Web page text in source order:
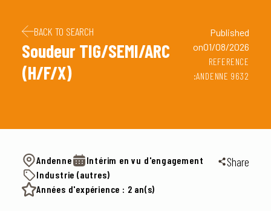
BACK TO SEARCH
Soudeur TIG/SEMI/ARC
(H/F/X)
Published
on01/08/2026
REFERENCE
:ANDENNE 9632
Andenne
Intérim en vu d'engagement
Industrie (autres)
Années d'expérience : 2 an(s)
Share